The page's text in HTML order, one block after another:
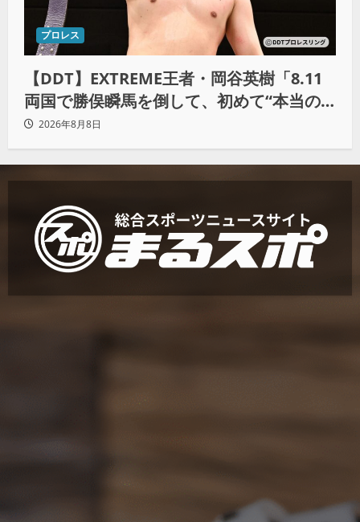
プロレス
【DDT】EXTREME王者・岡谷英樹「8.11
両国で勝俣瞬馬を倒して、初めて“本当の
王者”になれる」
2026年8月8日